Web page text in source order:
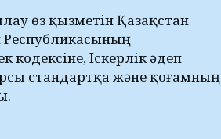
өз қызметін Қазақстан
Республикасының
Іскерлік әдеп
стандартқа және қоғамның